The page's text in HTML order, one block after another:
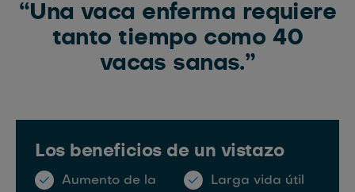
“Una vaca enferma requiere
tanto tiempo como 40
vacas sanas.”
Los beneficios de un vistazo
Aumento de la
Larga vida útil